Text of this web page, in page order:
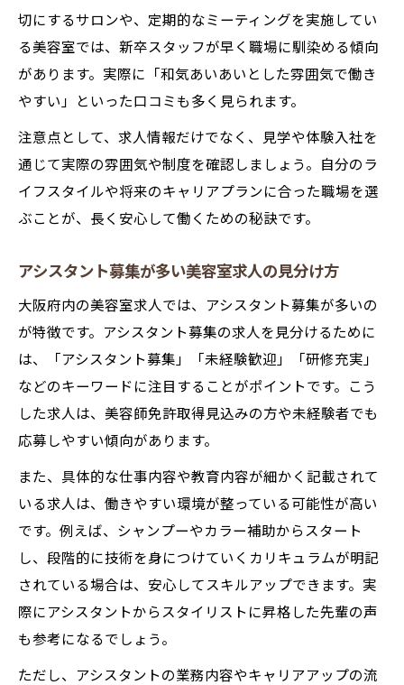
切にするサロンや、定期的なミーティングを実施してい
る美容室では、新卒スタッフが早く職場に馴染める傾向
があります。実際に「和気あいあいとした雰囲気で働き
やすい」といった口コミも多く見られます。
注意点として、求人情報だけでなく、見学や体験入社を
通じて実際の雰囲気や制度を確認しましょう。自分のラ
イフスタイルや将来のキャリアプランに合った職場を選
ぶことが、長く安心して働くための秘訣です。
アシスタント募集が多い美容室求人の見分け方
大阪府内の美容室求人では、アシスタント募集が多いの
が特徴です。アシスタント募集の求人を見分けるために
は、「アシスタント募集」「未経験歓迎」「研修充実」
などのキーワードに注目することがポイントです。こう
した求人は、美容師免許取得見込みの方や未経験者でも
応募しやすい傾向があります。
また、具体的な仕事内容や教育内容が細かく記載されて
いる求人は、働きやすい環境が整っている可能性が高い
です。例えば、シャンプーやカラー補助からスタート
し、段階的に技術を身につけていくカリキュラムが明記
されている場合は、安心してスキルアップできます。実
際にアシスタントからスタイリストに昇格した先輩の声
も参考になるでしょう。
ただし、アシスタントの業務内容やキャリアアップの流